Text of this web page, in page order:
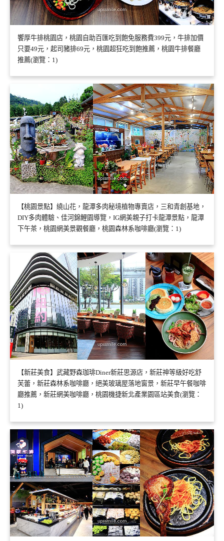
饗厚牛排桃園店，桃園自助百匯吃到飽免服務費399元，牛排加價
只要49元，起司豬排69元，桃園超狂吃到飽推薦，桃園牛排餐廳
推薦(瀏覽：1)
【桃園景點】繞山花，龍潭多肉秘境植物專賣店，三和青創基地，
DIY多肉體驗、佳河錦鯉園導覽，IG網美親子打卡龍潭景點，龍潭
下午茶，桃園網美景觀餐廳，桃園森林系咖啡廳(瀏覽：1)
【新莊美食】武藏野森珈琲Diner新莊思源店，新莊神等級好吃舒
芙蕾，新莊森林系咖啡廳，絕美玻璃屋落地窗景，新莊早午餐咖啡
廳推薦，新莊網美咖啡廳，桃園機捷新北產業園區站美食(瀏覽：
1)